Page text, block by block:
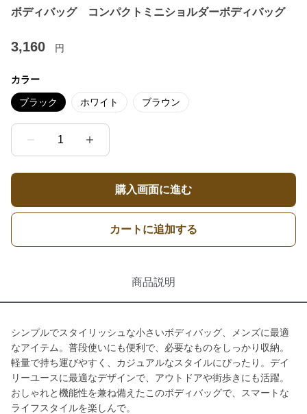
ボディバッグ コンパクトミニショルダーボディバッグ
3,160 円
カラー
ブラック ホワイト ブラウン
1
購入画面に進む
カートに追加する
商品説明
シンプルでスタイリッシュな小さいボディバッグ、メンズに最適
なアイテム。普段使いにも便利で、必要なものをしっかり収納。
軽量で持ち運びやすく、カジュアルなスタイルにぴったり。デイ
リーユースに最適なデザインで、アウトドアや街歩きにも活躍。
おしゃれと機能性を兼ね備えたこのボディバッグで、スマートな
ライフスタイルを楽しんで。